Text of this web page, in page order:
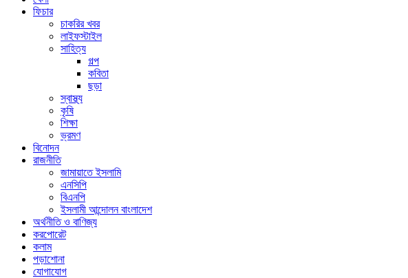
ফিচার
চাকরির খবর
লাইফস্টাইল
সাহিত্য
গল্প
কবিতা
ছড়া
স্বাস্থ্য
কৃষি
শিক্ষা
ভ্রমণ
বিনোদন
রাজনীতি
জামায়াতে ইসলামি
এনসিপি
বিএনপি
ইসলামী আন্দোলন বাংলাদেশ
অর্থনীতি ও বাণিজ্য
করপোরেট
কলাম
পড়াশোনা
যোগাযোগ